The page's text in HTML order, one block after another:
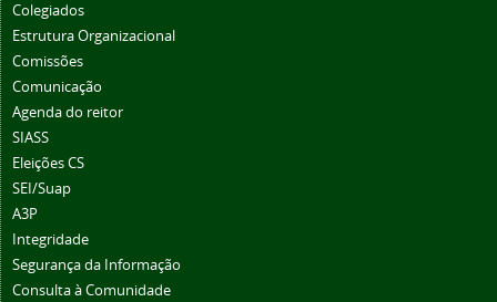
Colegiados
Estrutura Organizacional
Comissões
Comunicação
Agenda do reitor
SIASS
Eleições CS
SEI/Suap
A3P
Integridade
Segurança da Informação
Consulta à Comunidade